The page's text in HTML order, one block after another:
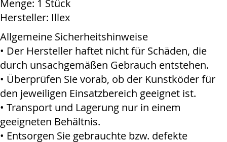
Menge: 1 Stück
Hersteller: Illex
Allgemeine Sicherheitshinweise
• Der Hersteller haftet nicht für Schäden, die
durch unsachgemäßen Gebrauch entstehen.
• Überprüfen Sie vorab, ob der Kunstköder für
den jeweiligen Einsatzbereich geeignet ist.
• Transport und Lagerung nur in einem
geeigneten Behältnis.
• Entsorgen Sie gebrauchte bzw. defekte